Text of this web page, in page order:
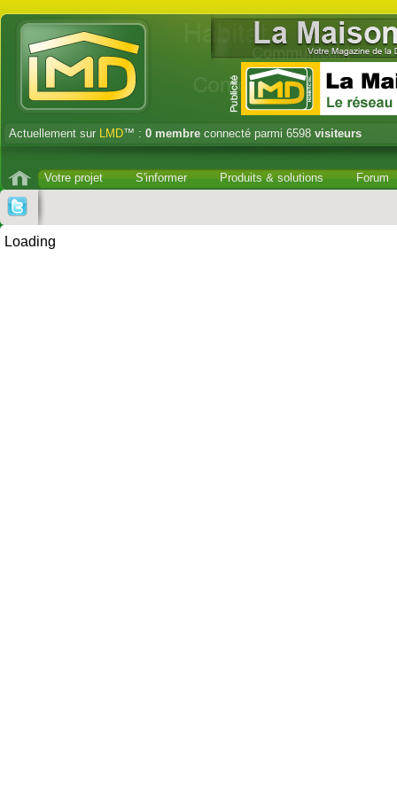
Actuellement sur LMD™ : 0 membre connecté parmi 6598 visiteurs
Votre projet S'informer Produits & solutions Forum
Loading